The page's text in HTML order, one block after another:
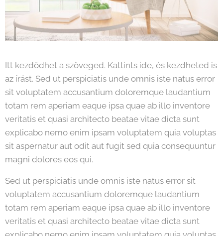
Itt kezdődhet a szöveged. Kattints ide, és kezdheted is
az írást. Sed ut perspiciatis unde omnis iste natus error
sit voluptatem accusantium doloremque laudantium
totam rem aperiam eaque ipsa quae ab illo inventore
veritatis et quasi architecto beatae vitae dicta sunt
explicabo nemo enim ipsam voluptatem quia voluptas
sit aspernatur aut odit aut fugit sed quia consequuntur
magni dolores eos qui.
Sed ut perspiciatis unde omnis iste natus error sit
voluptatem accusantium doloremque laudantium
totam rem aperiam eaque ipsa quae ab illo inventore
veritatis et quasi architecto beatae vitae dicta sunt